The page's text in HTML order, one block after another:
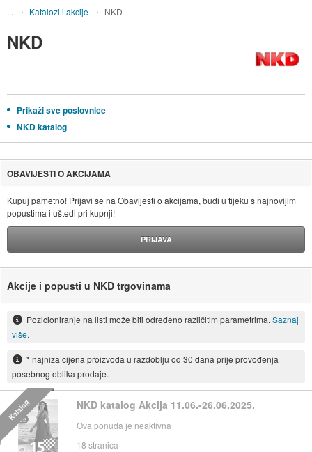
Katalozi i akcije NKD
NKD
Prikaži sve poslovnice
NKD katalog
OBAVIJESTI O AKCIJAMA
Kupuj pametno! Prijavi se na Obavijesti o akcijama, budi u tijeku s najnovijim
popustima i uštedi pri kupnji!
PRIJAVA
Akcije i popusti u NKD trgovinama
Pozicioniranje na listi može biti određeno različitim parametrima.Saznaj
više.
* najniža cijena proizvoda u razdoblju od 30 dana prije provođenja
posebnog oblika prodaje.
NKD katalog Akcija 11.06.-26.06.2025.
Ova ponuda je neaktivna
18 stranica
Katalog